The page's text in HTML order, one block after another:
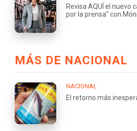
Revisa AQUÍ el nuevo
por la prensa" con
MÁS DE NACIONAL
NACIONAL
El retorno más